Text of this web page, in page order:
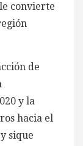
convierte
de
y la
hacia el
sique